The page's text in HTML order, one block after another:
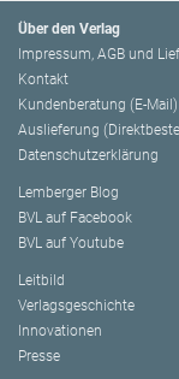
Über den Verlag
Impressum, AGB und
Kontakt
Kundenberatung (E-Mail)
Auslieferung
Datenschutzerklärung
Lemberger Blog
BVL auf Facebook
BVL auf Youtube
Leitbild
Verlagsgeschichte
Innovationen
Presse